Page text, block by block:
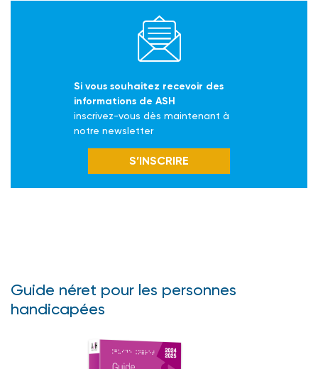
Si vous souhaitez recevoir des
informations de ASH
inscrivez-vous dès maintenant à
notre newsletter
S’INSCRIRE
Guide néret pour les personnes
handicapées